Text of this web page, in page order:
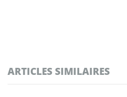
ARTICLES SIMILAIRES